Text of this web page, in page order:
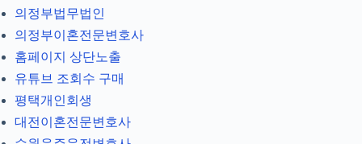
의정부법무법인
의정부이혼전문변호사
홈페이지 상단노출
유튜브 조회수 구매
평택개인회생
대전이혼전문변호사